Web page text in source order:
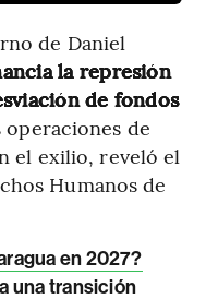
de Daniel
la represión
de fondos
de
el exilio, reveló el
Humanos de
en 2027?
una transición